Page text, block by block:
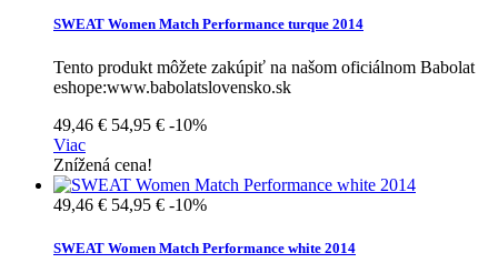
SWEAT Women Match Performance turque 2014
Tento produkt môžete zakúpiť na našom oficiálnom Babolat
eshope:www.babolatslovensko.sk
49,46 € 54,95 € -10%
Viac
Znížená cena!
49,46 € 54,95 € -10%
SWEAT Women Match Performance white 2014